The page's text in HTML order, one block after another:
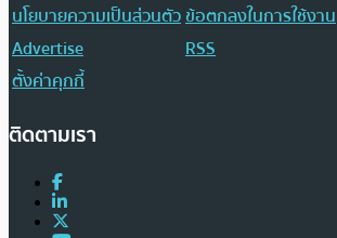
นโยบายความเป็นส่วนตัวข้อตกลงในการใช้งาน
Advertise
RSS
ตั้งค่าคุกกี้
ติดตามเรา